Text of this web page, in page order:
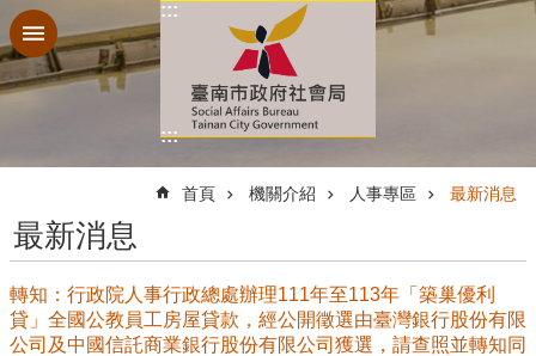
跳到主要內容區塊
:::
:::
首頁 機關介紹 人事專區 最新消息
最新消息
轉知：行政院人事行政總處辦理111年至113年「築巢優利
貸」全國公教員工房屋貸款，經公開徵選由臺灣銀行股份有限
公司及中國信託商業銀行股份有限公司獲選，請查照並轉知同